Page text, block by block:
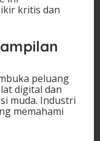
kritis dan
peluang
digital dan
muda. Industri
memahami